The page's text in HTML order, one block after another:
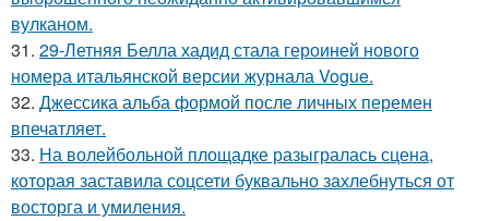
вулканом.
31. 29-Летняя Белла хадид стала героиней нового
номера итальянской версии журнала Vogue.
32. Джессика альба формой после личных перемен
впечатляет.
33. На волейбольной площадке разыгралась сцена,
которая заставила соцсети буквально захлебнуться от
восторга и умиления.